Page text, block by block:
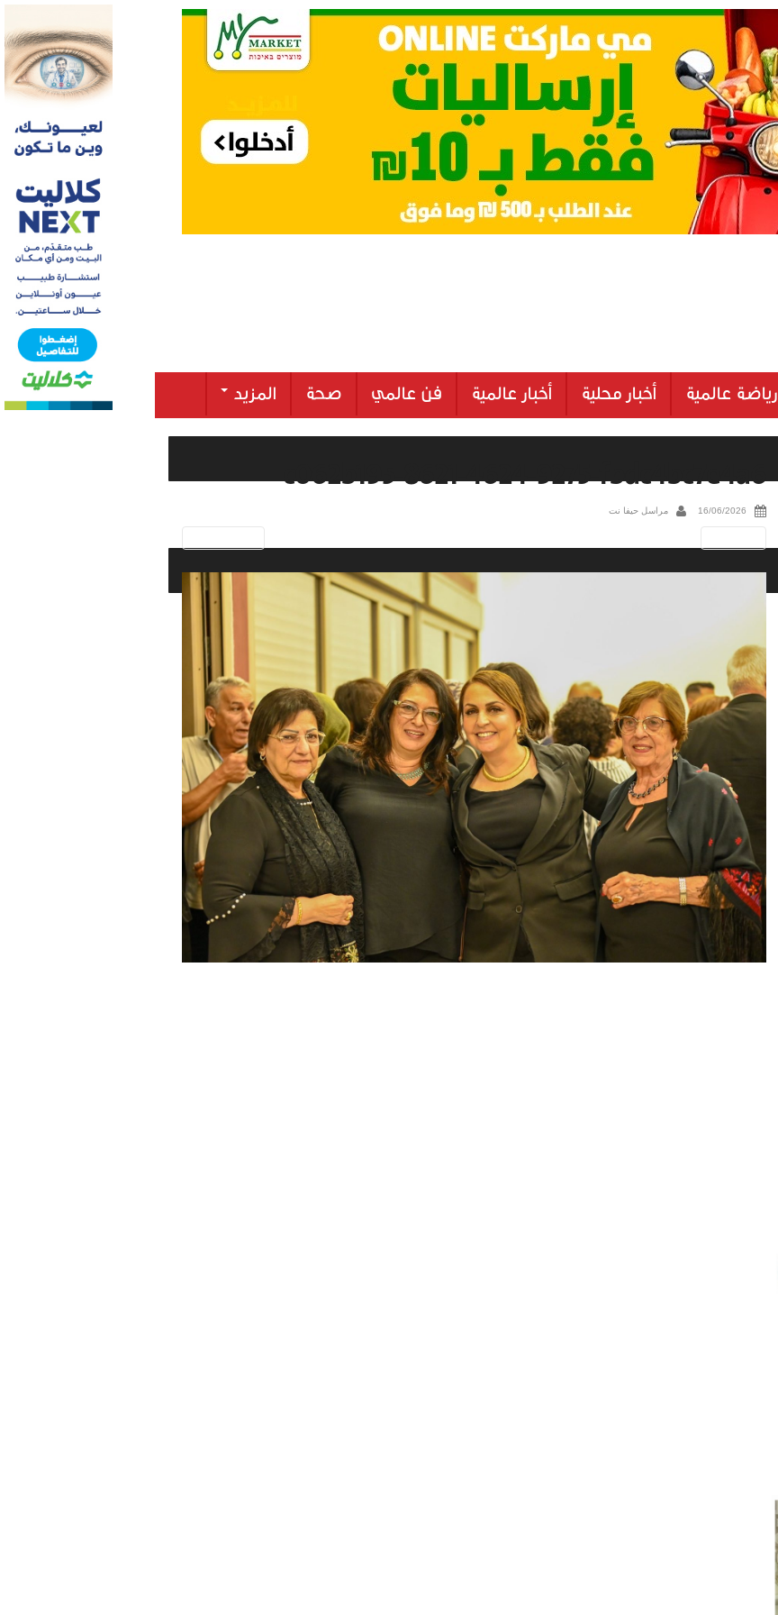
رياضة عالمية أخبار محلية أخبار عالمية فن عالمي صحة المزيد
c062b195-8621-4624-9275-fbdc4bc7e4a6
16/06/2026 مراسل حيفا نت